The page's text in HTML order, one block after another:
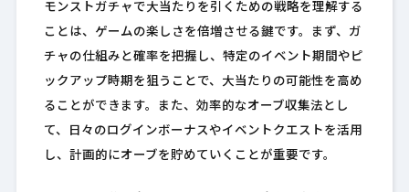
モンストガチャで大当たりを引くための戦略を理解する
ことは、ゲームの楽しさを倍増させる鍵です。まず、ガ
チャの仕組みと確率を把握し、特定のイベント期間やピ
ックアップ時期を狙うことで、大当たりの可能性を高め
ることができます。また、効率的なオーブ収集法とし
て、日々のログインボーナスやイベントクエストを活用
し、計画的にオーブを貯めていくことが重要です。